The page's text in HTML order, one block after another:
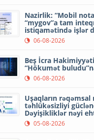
Nazirlik: “Mobil
“mygov”a tam
istiqamətində işlər
06-08-2026
Beş İcra
“Hökumət
06-08-2026
Uşaqların
təhlükəsizliyi
Dəyişikliklər nəyi
05-08-2026